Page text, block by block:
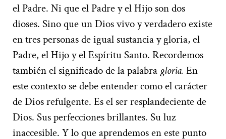
el Padre. Ni que el Padre y el Hijo son dos
dioses. Sino que un Dios vivo y verdadero existe
en tres personas de igual sustancia y gloria, el
Padre, el Hijo y el Espíritu Santo. Recordemos
también el significado de la palabra gloria. En
este contexto se debe entender como el carácter
de Dios refulgente. Es el ser resplandeciente de
Dios. Sus perfecciones brillantes. Su luz
inaccesible. Y lo que aprendemos en este punto